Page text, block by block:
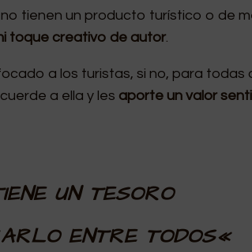
no tienen un producto turístico o de
toque creativo de autor.
a los turistas, si no, para todas
a ella y les aporte un valor
UN TESORO
ENTRE TODOS«